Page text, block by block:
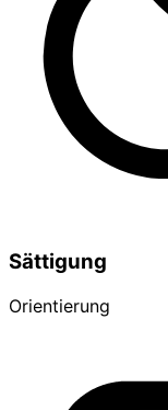
Sättigung
Orientierung